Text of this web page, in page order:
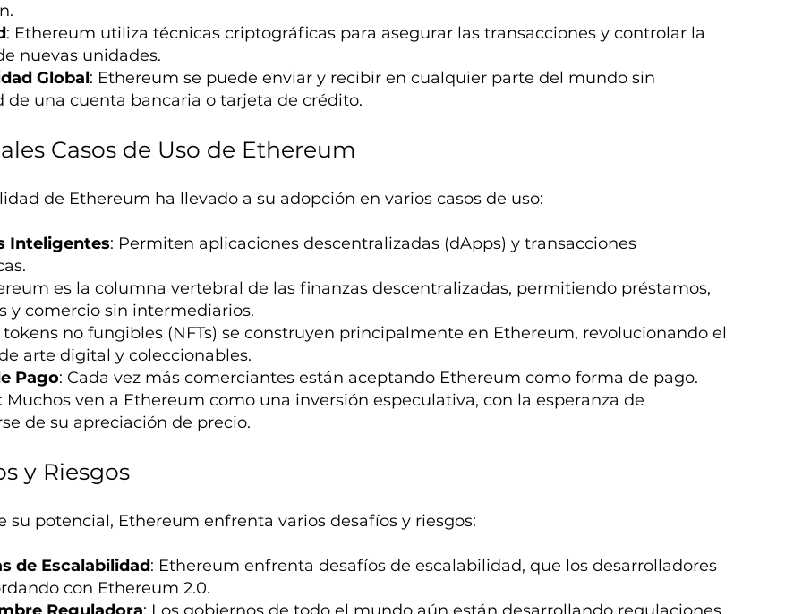
: Ethereum utiliza técnicas criptográficas para asegurar las transacciones y controlar la
nuevas unidades.
Global: Ethereum se puede enviar y recibir en cualquier parte del mundo sin
de una cuenta bancaria o tarjeta de crédito.
Casos de Uso de Ethereum
de Ethereum ha llevado a su adopción en varios casos de uso:
Inteligentes: Permiten aplicaciones descentralizadas (dApps) y transacciones
es la columna vertebral de las finanzas descentralizadas, permitiendo préstamos,
y comercio sin intermediarios.
tokens no fungibles (NFTs) se construyen principalmente en Ethereum, revolucionando el
arte digital y coleccionables.
Pago: Cada vez más comerciantes están aceptando Ethereum como forma de pago.
Muchos ven a Ethereum como una inversión especulativa, con la esperanza de
de su apreciación de precio.
y Riesgos
su potencial, Ethereum enfrenta varios desafíos y riesgos:
de Escalabilidad: Ethereum enfrenta desafíos de escalabilidad, que los desarrolladores
con Ethereum 2.0.